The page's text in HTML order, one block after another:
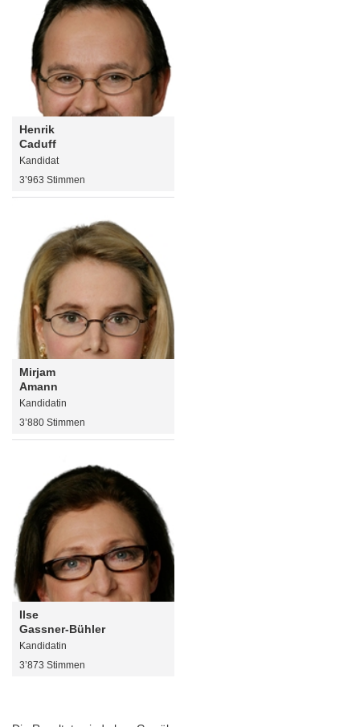
Henrik
Caduff
Kandidat
3’963 Stimmen
Mirjam
Amann
Kandidatin
3’880 Stimmen
Ilse
Gassner-Bühler
Kandidatin
3’873 Stimmen